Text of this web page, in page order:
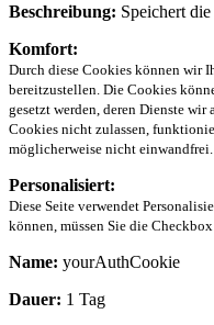
Beschreibung: Speichert
Komfort:
Durch diese Cookies können wir
bereitzustellen. Die Cookies
gesetzt werden, deren Dienste wir
Cookies nicht zulassen,
möglicherweise nicht einwandfrei.
Personalisiert:
Diese Seite verwendet
können, müssen Sie die
Name: yourAuthCookie
Dauer: 1 Tag